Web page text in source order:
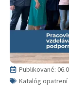
Publikované:
Katalóg opatrení